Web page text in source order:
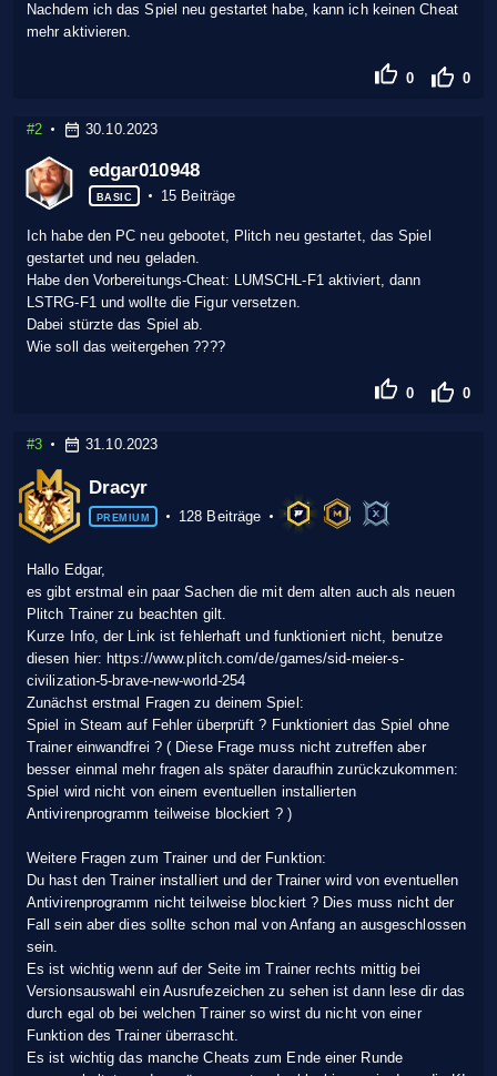
Nachdem ich das Spiel neu gestartet habe, kann ich keinen Cheat
mehr aktivieren.
0 0
#2 30.10.2023
edgar010948
BASIC 15 Beiträge
Ich habe den PC neu gebootet, Plitch neu gestartet, das Spiel
gestartet und neu geladen.
Habe den Vorbereitungs-Cheat: LUMSCHL-F1 aktiviert, dann
LSTRG-F1 und wollte die Figur versetzen.
Dabei stürzte das Spiel ab.
Wie soll das weitergehen ????
0 0
#3 31.10.2023
Dracyr
PREMIUM 128 Beiträge
Hallo Edgar,
es gibt erstmal ein paar Sachen die mit dem alten auch als neuen
Plitch Trainer zu beachten gilt.
Kurze Info, der Link ist fehlerhaft und funktioniert nicht, benutze
diesen hier: https://www.plitch.com/de/games/sid-meier-s-
civilization-5-brave-new-world-254
Zunächst erstmal Fragen zu deinem Spiel:
Spiel in Steam auf Fehler überprüft ? Funktioniert das Spiel ohne
Trainer einwandfrei ? ( Diese Frage muss nicht zutreffen aber
besser einmal mehr fragen als später daraufhin zurückzukommen:
Spiel wird nicht von einem eventuellen installierten
Antivirenprogramm teilweise blockiert ? )
Weitere Fragen zum Trainer und der Funktion:
Du hast den Trainer installiert und der Trainer wird von eventuellen
Antivirenprogramm nicht teilweise blockiert ? Dies muss nicht der
Fall sein aber dies sollte schon mal von Anfang an ausgeschlossen
sein.
Es ist wichtig wenn auf der Seite im Trainer rechts mittig bei
Versionsauswahl ein Ausrufezeichen zu sehen ist dann lese dir das
durch egal ob bei welchen Trainer so wirst du nicht von einer
Funktion des Trainer überrascht.
Es ist wichtig das manche Cheats zum Ende einer Runde